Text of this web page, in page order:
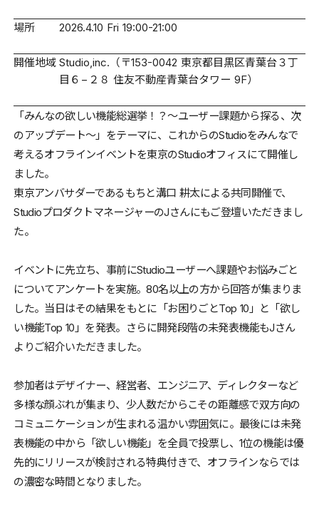
場所 2026.4.10 Fri 19:00-21:00
開催地域 Studio,inc.（〒153-0042 東京都目黒区青葉台３丁
目６−２８ 住友不動産青葉台タワー 9F）
「みんなの欲しい機能総選挙！？〜ユーザー課題から探る、次
のアップデート〜」をテーマに、これからのStudioをみんなで
考えるオフラインイベントを東京のStudioオフィスにて開催し
ました。
東京アンバサダーであるもちと溝口 耕太による共同開催で、
StudioプロダクトマネージャーのJさんにもご登壇いただきまし
た。
イベントに先立ち、事前にStudioユーザーへ課題やお悩みごと
についてアンケートを実施。80名以上の方から回答が集まりま
した。当日はその結果をもとに「お困りごとTop 10」と「欲し
い機能Top 10」を発表。さらに開発段階の未発表機能もJさん
よりご紹介いただきました。
参加者はデザイナー、経営者、エンジニア、ディレクターなど
多様な顔ぶれが集まり、少人数だからこその距離感で双方向の
コミュニケーションが生まれる温かい雰囲気に。最後には未発
表機能の中から「欲しい機能」を全員で投票し、1位の機能は優
先的にリリースが検討される特典付きで、オフラインならでは
の濃密な時間となりました。